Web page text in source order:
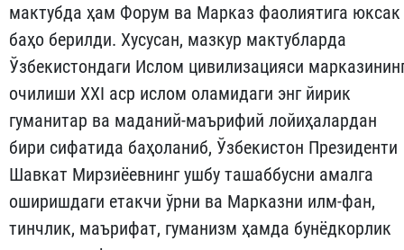
мактубда ҳам Форум ва Марказ фаолиятига юксак
баҳо берилди. Хусусан, мазкур мактубларда
Ўзбекистондаги Ислом цивилизацияси
очилиши XXI аср ислом оламидаги энг йирик
гуманитар ва маданий-маърифий лойиҳалардан
бири сифатида баҳоланиб, Ўзбекистон Президенти
Шавкат Мирзиёевнинг ушбу ташаббусни амалга
оширишдаги етакчи ўрни ва Марказни илм-фан,
тинчлик, маърифат, гуманизм ҳамда бунёдкорлик